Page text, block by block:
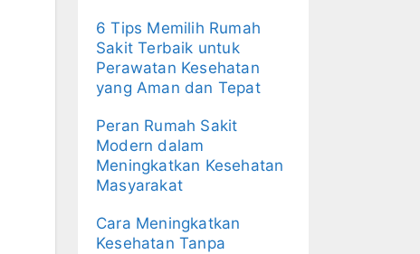
6 Tips Memilih Rumah
Sakit Terbaik untuk
Perawatan Kesehatan
yang Aman dan Tepat
Peran Rumah Sakit
Modern dalam
Meningkatkan Kesehatan
Masyarakat
Cara Meningkatkan
Kesehatan Tanpa